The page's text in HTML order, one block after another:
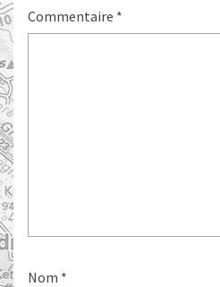
Commentaire *
Nom *